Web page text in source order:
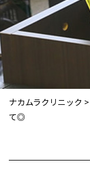
ナカムラクリニック >
て◎